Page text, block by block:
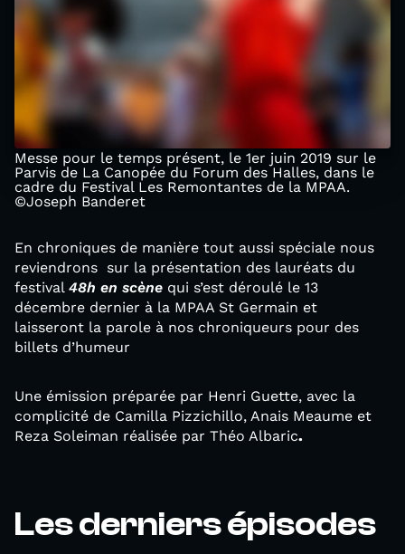
Messe pour le temps présent, le 1er juin 2019 sur le
Parvis de La Canopée du Forum des Halles, dans le
cadre du Festival Les Remontantes de la MPAA.
©Joseph Banderet
En chroniques de manière tout aussi spéciale nous
reviendrons sur la présentation des lauréats du
festival 48h en scène qui s’est déroulé le 13
décembre dernier à la MPAA St Germain et
laisseront la parole à nos chroniqueurs pour des
billets d’humeur
Une émission préparée par Henri Guette, avec la
complicité de Camilla Pizzichillo, Anais Meaume et
Reza Soleiman réalisée par Théo Albaric.
Les derniers épisodes